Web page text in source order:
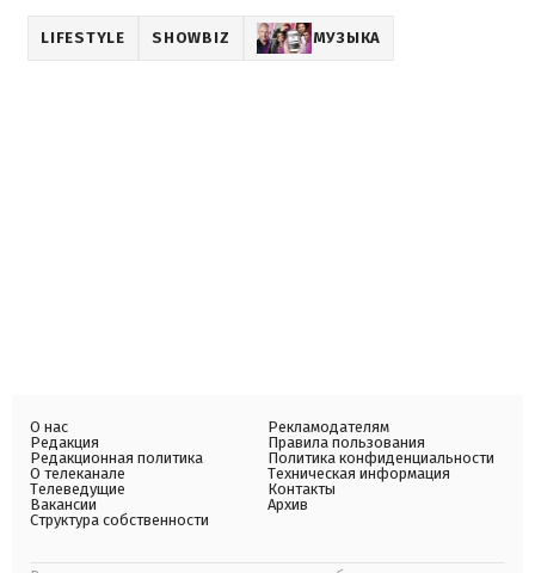
LIFESTYLE SHOWBIZ МУЗЫКА
О нас
Редакция
Редакционная политика
О телеканале
Телеведущие
Вакансии
Структура собственности
Рекламодателям
Правила пользования
Политика конфиденциальности
Техническая информация
Контакты
Архив